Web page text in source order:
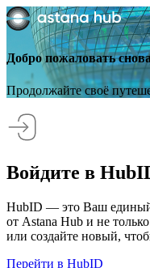
Добро пожаловать
Продолжайте своё
Войдите в
HubID — это Ваш единый
от Astana Hub и не
или создайте новый,
Перейти в HubID